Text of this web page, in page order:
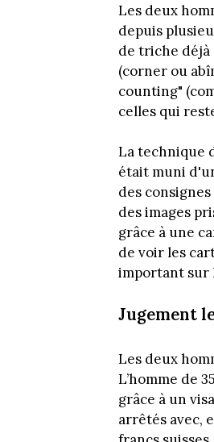
Les deux
depuis
de triche déjà
(corner ou
counting"
celles qui
La technique
était muni
des
des images
grâce à une
de voir les
important sur
Jugement
Les deux
L’homme de
grâce à un
arrêtés avec,